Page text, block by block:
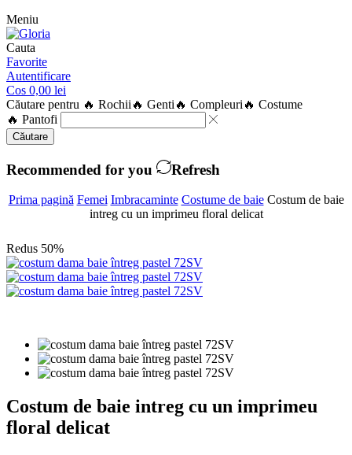
Meniu
Cauta
Favorite
Autentificare
Cos 0,00 lei
Căutare pentru 🔥 Rochii 🔥 Genti 🔥 Compleuri 🔥 Costume
🔥 Pantofi
Căutare
Recommended for you Refresh
Prima pagină Femei Imbracaminte Costume de baie Costum de baie
intreg cu un imprimeu floral delicat
Redus 50%
Costum de baie intreg cu un imprimeu
floral delicat